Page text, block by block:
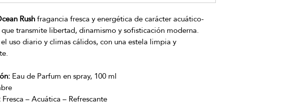
Rushfragancia fresca y energética de carácter acuático-
transmite libertad, dinamismo y sofisticación moderna.
uso diario y climas cálidos, con una estela limpia y
Eau de Parfum en spray, 100 ml
Fresca – Acuática – Refrescante